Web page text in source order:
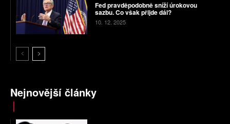
Fed pravděpodobně sníží úrokovou
sazbu. Co však přijde dál?
10. 12. 2025
Nejnovější články